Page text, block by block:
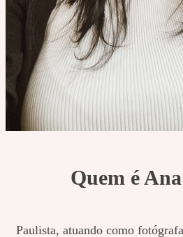
Quem é
Paulista, atuando como